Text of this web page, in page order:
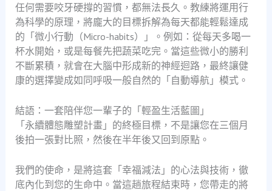
任何需要咬牙硬撐的習慣，都無法長久。教練將運用行
為科學的原理，將龐大的目標拆解為每天都能輕鬆達成
的「微小行動（Micro-habits）」。例如：從每天多喝一
杯水開始，或是每餐先把蔬菜吃完。當這些微小的勝利
不斷累積，就會在大腦中形成新的神經迴路，最終讓健
康的選擇變成如同呼吸一般自然的「自動導航」模式。
結語：一套陪伴您一輩子的「輕盈生活藍圖」
「永續體態雕塑計畫」的終極目標，不是讓您在三個月
後拍一張對比照，然後在半年後又回到原點。
我們的使命，是將這套「幸福減法」的心法與技術，徹
底內化到您的生命中。當這趟旅程結束時，您帶走的將